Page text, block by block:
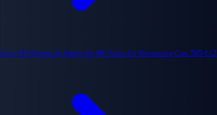
Arco #10 Guerra de Sangre de Mil Años: La Separación Cap. 585-612